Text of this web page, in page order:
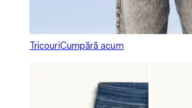
TricouriCumpără acum